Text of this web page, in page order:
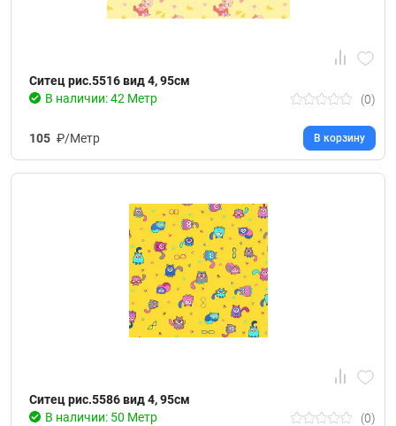
Ситец рис.5516 вид 4, 95см
В наличии: 42 Метр
(0)
105 ₽/Метр В корзину
Ситец рис.5586 вид 4, 95см
В наличии: 50 Метр
(0)